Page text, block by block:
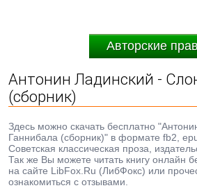
Авторские
Антонин Ладинский -
(сборник)
Здесь можно скачать бесплатно
Ганнибала (сборник)" в формате fb2,
Советская классическая проза,
Так же Вы можете читать книгу онлайн
на сайте LibFox.Ru (ЛибФокс) или
ознакомиться с отзывами.